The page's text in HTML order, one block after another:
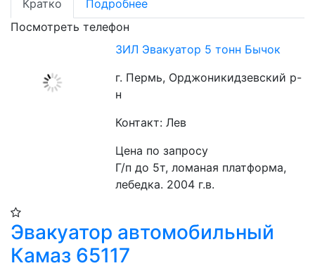
Кратко
Подробнее
Посмотреть телефон
ЗИЛ Эвакуатор 5 тонн Бычок
г. Пермь, Орджоникидзевский р-
н
Контакт: Лев
Цена по запросу
Г/п до 5т, ломаная платформа,
лебедка. 2004 г.в.
Эвакуатор автомобильный
Камаз 65117